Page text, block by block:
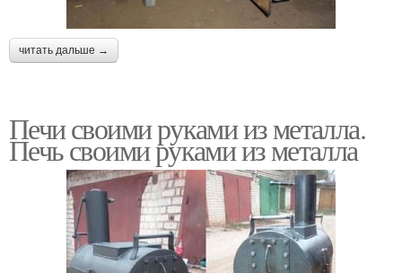
читать дальше →
Печи своими руками из металла.
Печь своими руками из металла